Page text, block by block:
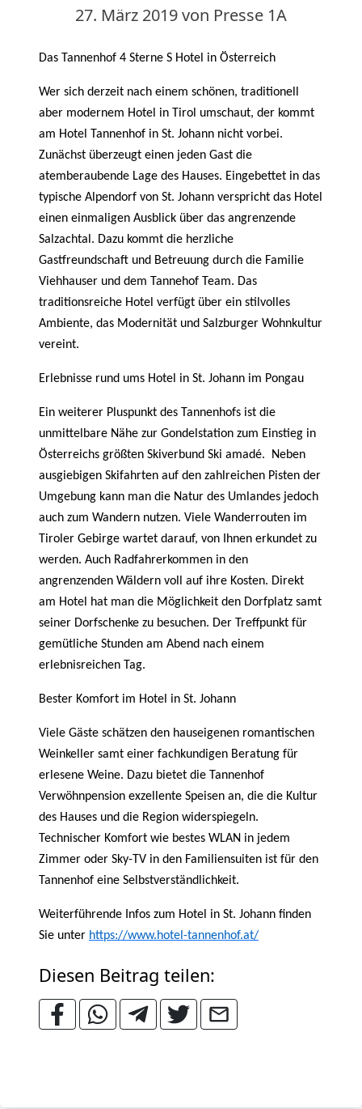
27. März 2019von Presse 1A
Das Tannenhof 4 Sterne S Hotel in Österreich
Wer sich derzeit nach einem schönen, traditionell
aber modernem Hotel in Tirol umschaut, der kommt
am Hotel Tannenhof in St. Johann nicht vorbei.
Zunächst überzeugt einen jeden Gast die
atemberaubende Lage des Hauses. Eingebettet in das
typische Alpendorf von St. Johann verspricht das Hotel
einen einmaligen Ausblick über das angrenzende
Salzachtal. Dazu kommt die herzliche
Gastfreundschaft und Betreuung durch die Familie
Viehhauser und dem Tannehof Team. Das
traditionsreiche Hotel verfügt über ein stilvolles
Ambiente, das Modernität und Salzburger Wohnkultur
vereint.
Erlebnisse rund ums Hotel in St. Johann im Pongau
Ein weiterer Pluspunkt des Tannenhofs ist die
unmittelbare Nähe zur Gondelstation zum Einstieg in
Österreichs größten Skiverbund Ski amadé. Neben
ausgiebigen Skifahrten auf den zahlreichen Pisten der
Umgebung kann man die Natur des Umlandes jedoch
auch zum Wandern nutzen. Viele Wanderrouten im
Tiroler Gebirge wartet darauf, von Ihnen erkundet zu
werden. Auch Radfahrerkommen in den
angrenzenden Wäldern voll auf ihre Kosten. Direkt
am Hotel hat man die Möglichkeit den Dorfplatz samt
seiner Dorfschenke zu besuchen. Der Treffpunkt für
gemütliche Stunden am Abend nach einem
erlebnisreichen Tag.
Bester Komfort im Hotel in St. Johann
Viele Gäste schätzen den hauseigenen romantischen
Weinkeller samt einer fachkundigen Beratung für
erlesene Weine. Dazu bietet die Tannenhof
Verwöhnpension exzellente Speisen an, die die Kultur
des Hauses und die Region widerspiegeln.
Technischer Komfort wie bestes WLAN in jedem
Zimmer oder Sky-TV in den Familiensuiten ist für den
Tannenhof eine Selbstverständlichkeit.
Weiterführende Infos zum Hotel in St. Johann finden
Sie unter https://www.hotel-tannenhof.at/
Diesen Beitrag teilen: